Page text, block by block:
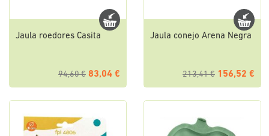
Jaula roedores Casita
94,60 € 83,04 €
Jaula conejo Arena Negra
213,41 € 156,52 €